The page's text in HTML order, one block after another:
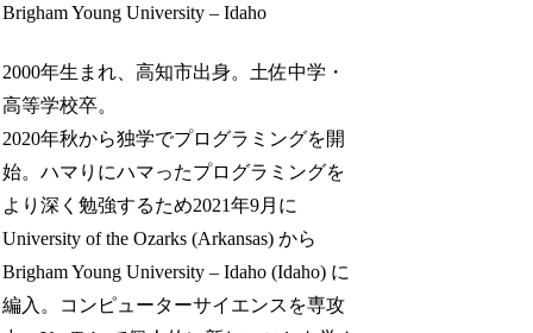
Brigham Young University – Idaho
2000年生まれ、高知市出身。土佐中学・
高等学校卒。
2020年秋から独学でプログラミングを開
始。ハマりにハマったプログラミングを
より深く勉強するため2021年9月に
University of the Ozarks (Arkansas) から
Brigham Young University – Idaho (Idaho) に
編入。コンピューターサイエンスを専攻